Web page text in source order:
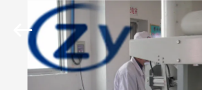
HAUS
Engineering
Machinery